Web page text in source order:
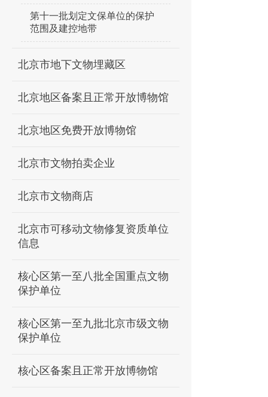
第十一批划定文保单位的保护
范围及建控地带
北京市地下文物埋藏区
北京地区备案且正常开放博物馆
北京地区免费开放博物馆
北京市文物拍卖企业
北京市文物商店
北京市可移动文物修复资质单位
信息
核心区第一至八批全国重点文物
保护单位
核心区第一至九批北京市级文物
保护单位
核心区备案且正常开放博物馆